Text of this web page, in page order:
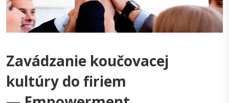
Zavádzanie koučovacej
kultúry do firiem